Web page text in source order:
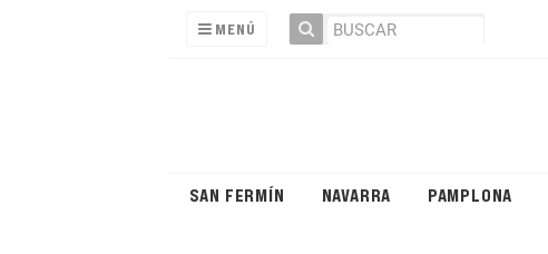
MENÚ
SAN FERMÍN NAVARRA PAMPLONA